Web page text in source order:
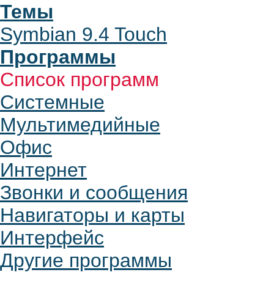
Темы
Symbian 9.4 Touch
Программы
Список программ
Системные
Мультимедийные
Офис
Интернет
Звонки и сообщения
Навигаторы и карты
Интерфейс
Другие программы